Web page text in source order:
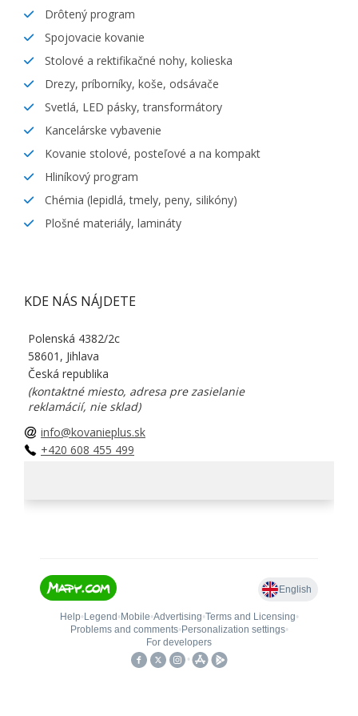
Drôtený program
Spojovacie kovanie
Stolové a rektifikačné nohy, kolieska
Drezy, príborníky, koše, odsávače
Svetlá, LED pásky, transformátory
Kancelárske vybavenie
Kovanie stolové, posteľové a na kompakt
Hliníkový program
Chémia (lepidlá, tmely, peny, silikóny)
Plošné materiály, lamináty
KDE NÁS NÁJDETE
Polenská 4382/2c
58601, Jihlava
Česká republika
(kontaktné miesto, adresa pre zasielanie
reklamácií, nie sklad)
info@kovanieplus.sk
+420 608 455 499